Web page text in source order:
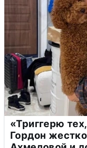
«Триггерю
Гордон